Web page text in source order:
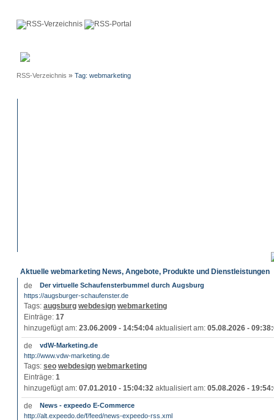
RSS-Verzeichnis » Tag: webmarketing
Aktuelle webmarketing News, Angebote, Produkte und Dienstleistungen
Der virtuelle Schaufensterbummel durch Augsburg
https://augsburger-schaufenster.de
Tags: augsburg webdesign webmarketing
Einträge: 17
hinzugefügt am: 23.06.2009 - 14:54:04 aktualisiert am: 05.08.2026 -
vdW-Marketing.de
http://www.vdw-marketing.de
Tags: seo webdesign webmarketing
Einträge: 1
hinzugefügt am: 07.01.2010 - 15:04:32 aktualisiert am: 05.08.2026 -
News - expeedo E-Commerce
http://alt.expeedo.de/f/feed/news-expeedo-rss.xml